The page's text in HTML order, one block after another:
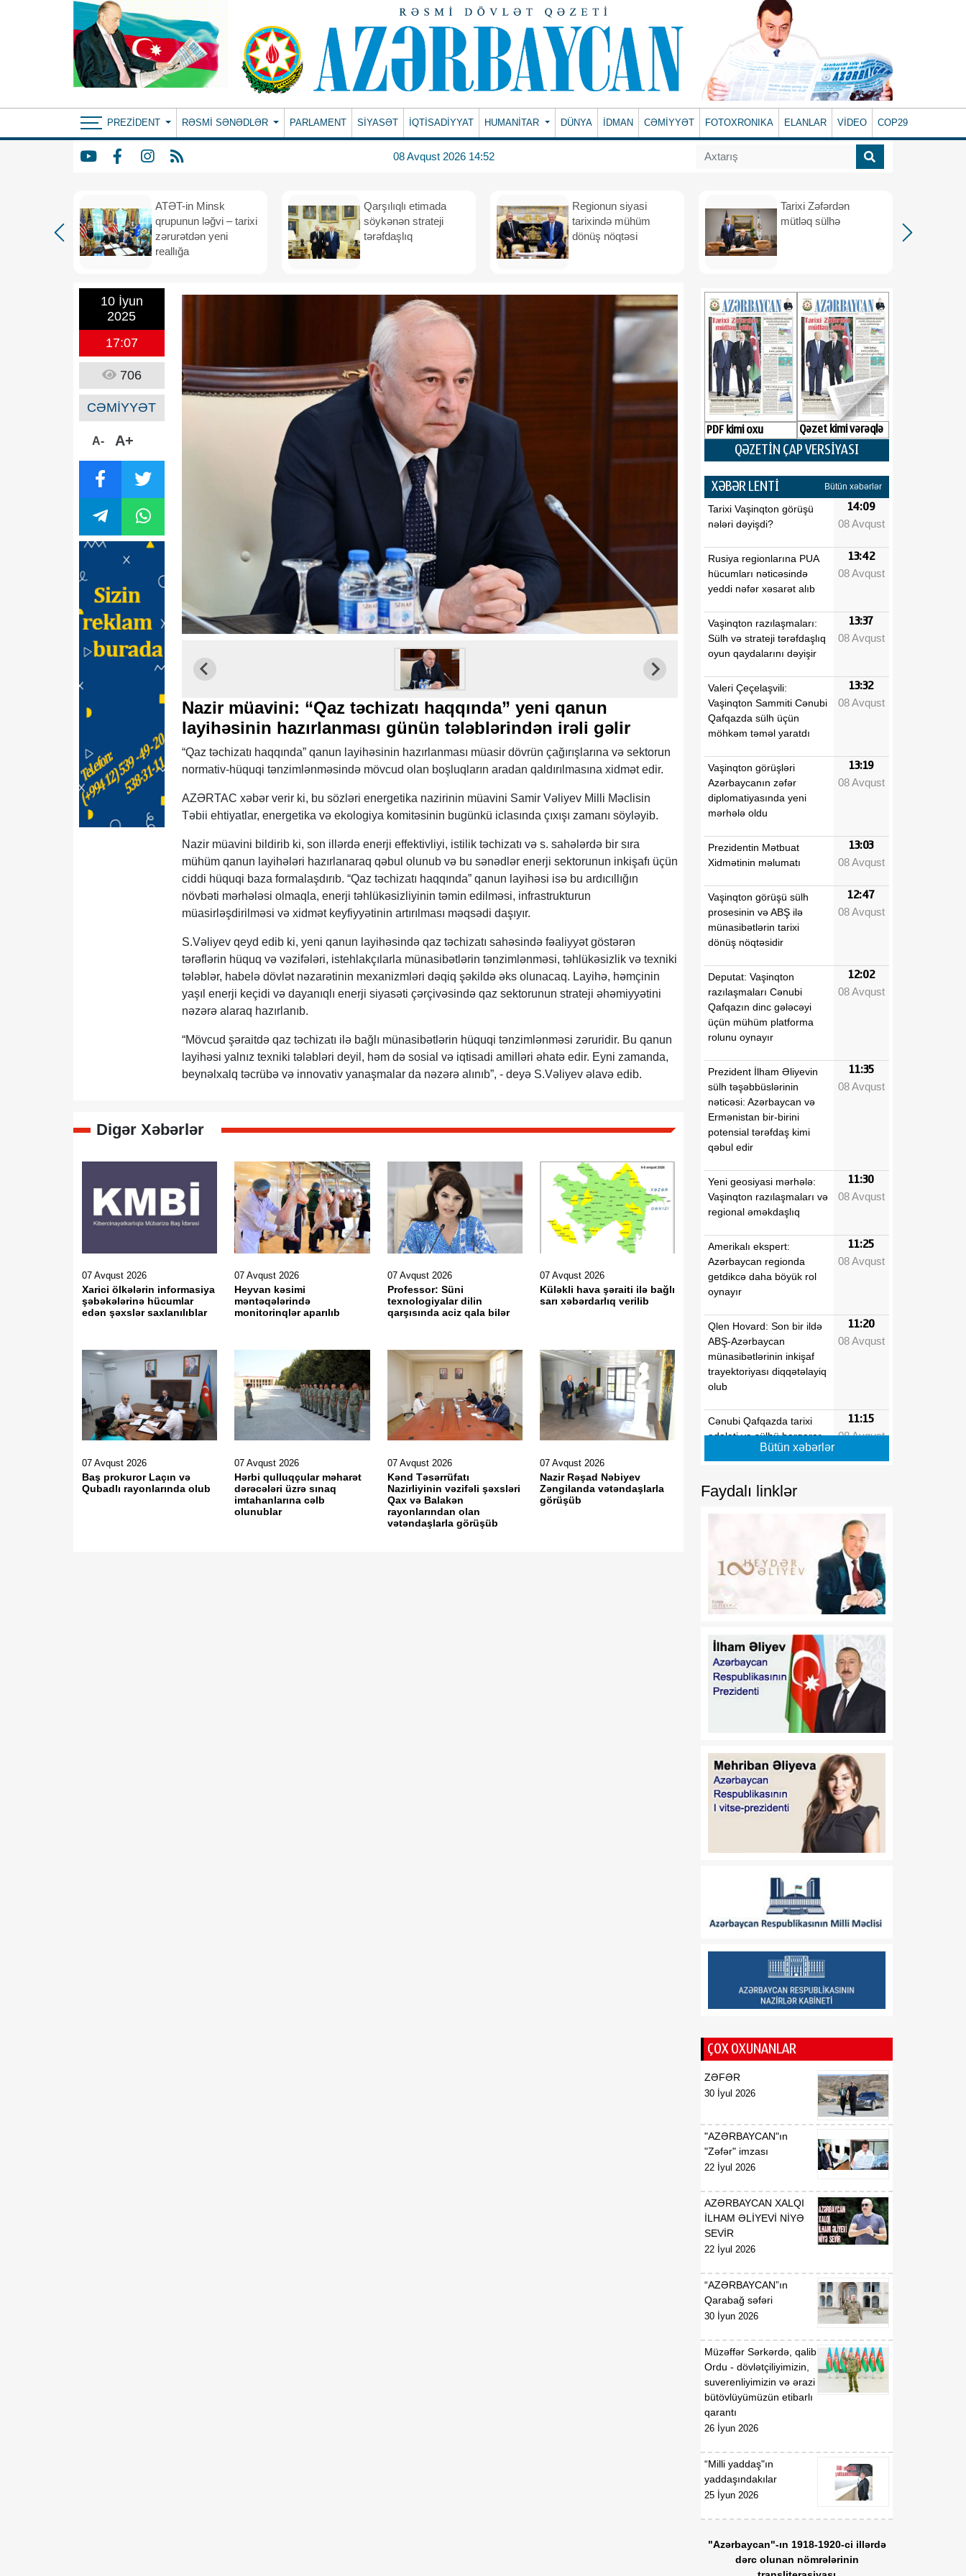
PREZIDENT RƏSMI SƏNƏDLƏR PARLAMENT SİYASƏT İQTİSADİYYAT HUMANITAR DÜNYA İDMAN CƏMİYYƏT FOTOXRONIKA ELANLAR VİDEO COP29
08 Avqust 2026 14:52
ATƏT-in Minsk
qrupunun ləğvi – tarixi
zərurətdən yeni
reallığa
Qarşılıqlı etimada
söykənən strateji
tərəfdaşlıq
Regionun siyasi
tarixində mühüm
dönüş nöqtəsi
Tarixi Zəfərdən
mütləq sülhə
10 İyun
2025
17:07
706
CƏMİYYƏT
A- A+
Nazir müavini: “Qaz təchizatı haqqında” yeni qanun
layihəsinin hazırlanması günün tələblərindən irəli gəlir
“Qaz təchizatı haqqında” qanun layihəsinin hazırlanması müasir dövrün çağırışlarına və sektorun
normativ-hüquqi tənzimlənməsində mövcud olan boşluqların aradan qaldırılmasına xidmət edir.
AZƏRTAC xəbər verir ki, bu sözləri energetika nazirinin müavini Samir Vəliyev Milli Məclisin
Təbii ehtiyatlar, energetika və ekologiya komitəsinin bugünkü iclasında çıxışı zamanı söyləyib.
Nazir müavini bildirib ki, son illərdə enerji effektivliyi, istilik təchizatı və s. sahələrdə bir sıra
mühüm qanun layihələri hazırlanaraq qəbul olunub və bu sənədlər enerji sektorunun inkişafı üçün
ciddi hüquqi baza formalaşdırıb. “Qaz təchizatı haqqında” qanun layihəsi isə bu ardıcıllığın
növbəti mərhələsi olmaqla, enerji təhlükəsizliyinin təmin edilməsi, infrastrukturun
müasirləşdirilməsi və xidmət keyfiyyətinin artırılması məqsədi daşıyır.
S.Vəliyev qeyd edib ki, yeni qanun layihəsində qaz təchizatı sahəsində fəaliyyət göstərən
tərəflərin hüquq və vəzifələri, istehlakçılarla münasibətlərin tənzimlənməsi, təhlükəsizlik və texniki
tələblər, habelə dövlət nəzarətinin mexanizmləri dəqiq şəkildə əks olunacaq. Layihə, həmçinin
yaşıl enerji keçidi və dayanıqlı enerji siyasəti çərçivəsində qaz sektorunun strateji əhəmiyyətini
nəzərə alaraq hazırlanıb.
“Mövcud şəraitdə qaz təchizatı ilə bağlı münasibətlərin hüquqi tənzimlənməsi zəruridir. Bu qanun
layihəsi yalnız texniki tələbləri deyil, həm də sosial və iqtisadi amilləri əhatə edir. Eyni zamanda,
beynəlxalq təcrübə və innovativ yanaşmalar da nəzərə alınıb”, - deyə S.Vəliyev əlavə edib.
Digər Xəbərlər
07 Avqust 2026
Xarici ölkələrin informasiya
şəbəkələrinə hücumlar
edən şəxslər saxlanılıblar
07 Avqust 2026
Heyvan kəsimi
məntəqələrində
monitorinqlər aparılıb
07 Avqust 2026
Professor: Süni
texnologiyalar dilin
qarşısında aciz qala bilər
07 Avqust 2026
Küləkli hava şəraiti ilə bağlı
sarı xəbərdarlıq verilib
07 Avqust 2026
Baş prokuror Laçın və
Qubadlı rayonlarında olub
07 Avqust 2026
Hərbi qulluqçular məharət
dərəcələri üzrə sınaq
imtahanlarına cəlb
olunublar
07 Avqust 2026
Kənd Təsərrüfatı
Nazirliyinin vəzifəli şəxsləri
Qax və Balakən
rayonlarından olan
vətəndaşlarla görüşüb
07 Avqust 2026
Nazir Rəşad Nəbiyev
Zəngilanda vətəndaşlarla
görüşüb
PDF kimi oxu Qəzet kimi vərəqlə
QƏZETİN ÇAP VERSİYASI
XƏBƏR LENTİ Bütün xəbərlər
Tarixi Vaşinqton görüşü
nələri dəyişdi?
14:09
08 Avqust
Rusiya regionlarına PUA
hücumları nəticəsində
yeddi nəfər xəsarət alıb
13:42
08 Avqust
Vaşinqton razılaşmaları:
Sülh və strateji tərəfdaşlıq
oyun qaydalarını dəyişir
13:37
08 Avqust
Valeri Çeçelaşvili:
Vaşinqton Sammiti Cənubi
Qafqazda sülh üçün
möhkəm təməl yaratdı
13:32
08 Avqust
Vaşinqton görüşləri
Azərbaycanın zəfər
diplomatiyasında yeni
mərhələ oldu
13:19
08 Avqust
Prezidentin Mətbuat
Xidmətinin məlumatı
13:03
08 Avqust
Vaşinqton görüşü sülh
prosesinin və ABŞ ilə
münasibətlərin tarixi
dönüş nöqtəsidir
12:47
08 Avqust
Deputat: Vaşinqton
razılaşmaları Cənubi
Qafqazın dinc gələcəyi
üçün mühüm platforma
rolunu oynayır
12:02
08 Avqust
Prezident İlham Əliyevin
sülh təşəbbüslərinin
nəticəsi: Azərbaycan və
Ermənistan bir-birini
potensial tərəfdaş kimi
qəbul edir
11:35
08 Avqust
Yeni geosiyasi mərhələ:
Vaşinqton razılaşmaları və
regional əməkdaşlıq
11:30
08 Avqust
Amerikalı ekspert:
Azərbaycan regionda
getdikcə daha böyük rol
oynayır
11:25
08 Avqust
Qlen Hovard: Son bir ildə
ABŞ-Azərbaycan
münasibətlərinin inkişaf
trayektoriyası diqqətəlayiq
olub
11:20
08 Avqust
Cənubi Qafqazda tarixi
ədaləti və sülhü bərqərar
edən Vaşinqton zirvəsi
11:15
08 Avqust
Prezident İlham Əliyevin
sülh strategiyası: Zəfərdən
yeni regional düzənə
borcları rekord həddə
11:13
08 Avqust
Dünyada 2,2 milyard
var
11:11
ABŞ-nin “Qızıl Günbəz”
raketdən müdafiə sistemi
sınaq mərhələsinə qədəm
11:09
08 Avqust
Azərbaycan-Amerika
əlaqələrinin inkişafında
yeni mərhələ
11:06
08 Avqust
münasibətlərində uğurlu
səhifə açılıb
11:03
08 Avqust
Türk birliyi: tarixi
gücə doğru
08:20
Bütün xəbərlər
Faydalı linklər
ÇOX OXUNANLAR
ZƏFƏR
30 İyul 2026
"AZƏRBAYCAN"ın
"Zəfər" imzası
22 İyul 2026
AZƏRBAYCAN XALQI
İLHAM ƏLİYEVİ NİYƏ
SEVİR
22 İyul 2026
“AZƏRBAYCAN”ın
Qarabağ səfəri
30 İyun 2026
Müzəffər Sərkərdə, qalib
Ordu - dövlətçiliyimizin,
suverenliyimizin və ərazi
bütövlüyümüzün etibarlı
qarantı
26 İyun 2026
“Milli yaddaş"ın
yaddaşındakılar
25 İyun 2026
"Azərbaycan"-ın 1918-1920-ci illərdə
dərc olunan nömrələrinin